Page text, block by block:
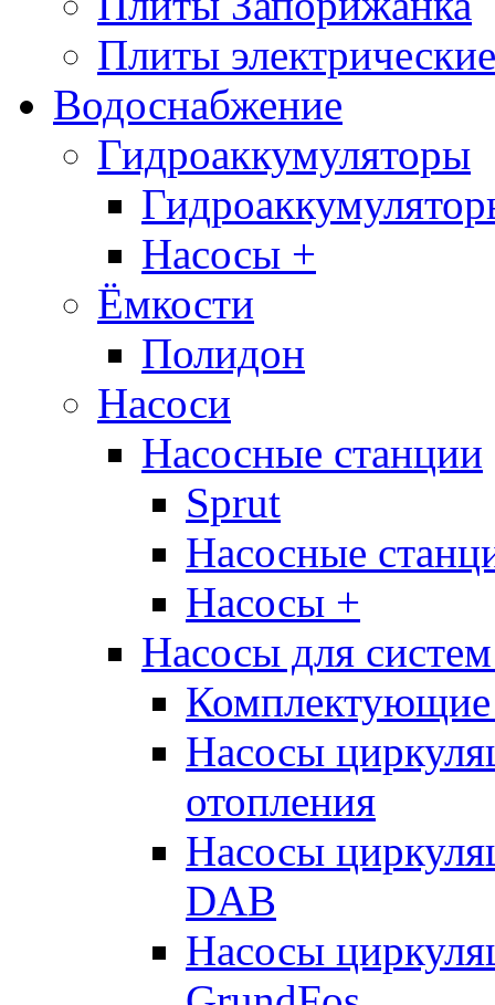
Плиты
Водоснабжение
Гидроаккумуляторы
Насосы +
Ёмкости
Полидон
Насоси
Насосные станции
Sprut
Насосные
Насосы +
Насосы для
Комплектующие
Насосы
отопления
Насосы
DAB
Насосы